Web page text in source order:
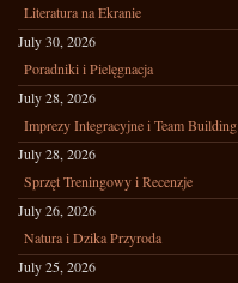
Literatura na Ekranie
July 30, 2026
Poradniki i Pielęgnacja
July 28, 2026
Imprezy Integracyjne i Team Building
July 28, 2026
Sprzęt Treningowy i Recenzje
July 26, 2026
Natura i Dzika Przyroda
July 25, 2026